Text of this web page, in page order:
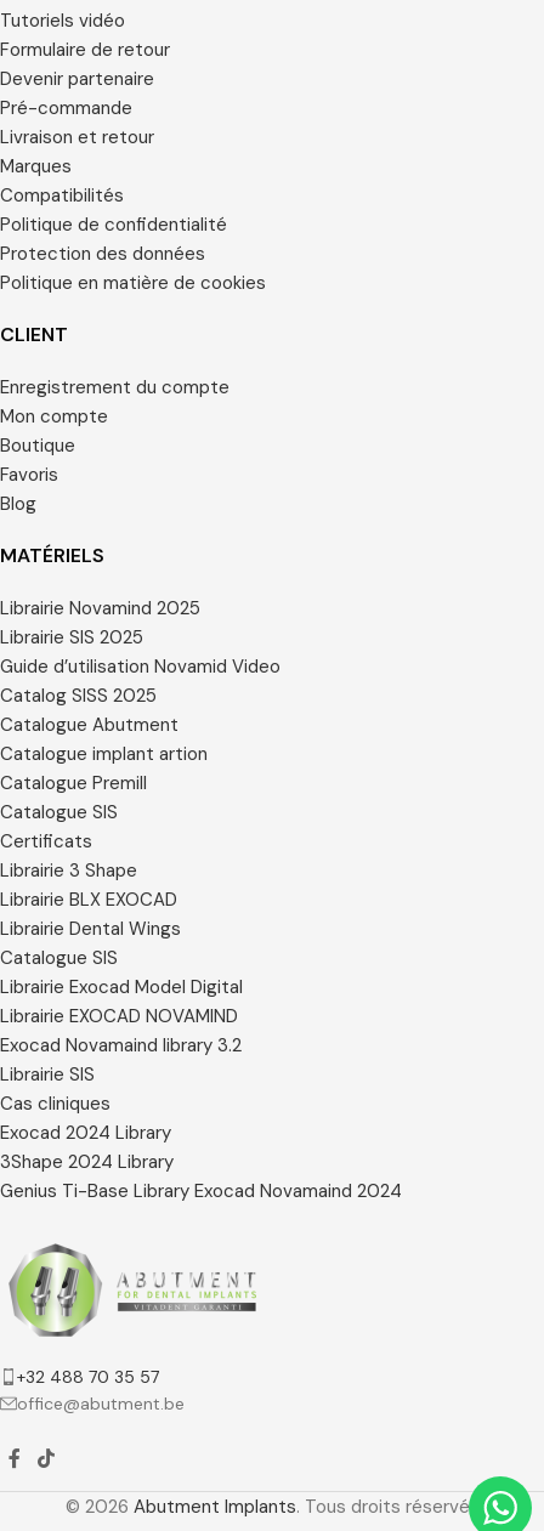
Tutoriels vidéo
Formulaire de retour
Devenir partenaire
Pré-commande
Livraison et retour
Marques
Compatibilités
Politique de confidentialité
Protection des données
Politique en matière de cookies
CLIENT
Enregistrement du compte
Mon compte
Boutique
Favoris
Blog
MATÉRIELS
Librairie Novamind 2025
Librairie SIS 2025
Guide d’utilisation Novamid Video
Catalog SISS 2025
Catalogue Abutment
Catalogue implant artion
Catalogue Premill
Catalogue SIS
Certificats
Librairie 3 Shape
Librairie BLX EXOCAD
Librairie Dental Wings
Catalogue SIS
Librairie Exocad Model Digital
Librairie EXOCAD NOVAMIND
Exocad Novamaind library 3.2
Librairie SIS
Cas cliniques
Exocad 2024 Library
3Shape 2024 Library
Genius Ti-Base Library Exocad Novamaind 2024
+32 488 70 35 57
office@abutment.be
© 2026 Abutment Implants. Tous droits réservés